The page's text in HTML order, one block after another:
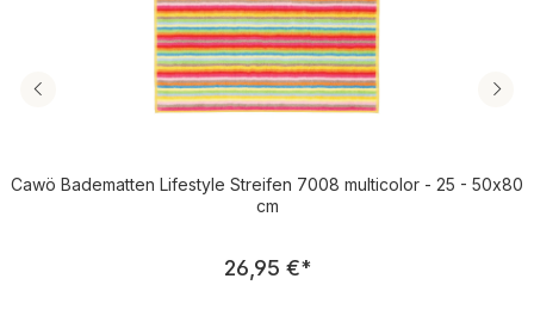
Cawö Badematten Lifestyle Streifen 7008 multicolor - 25 - 50x80
cm
Regulärer Preis:
26,95 €*